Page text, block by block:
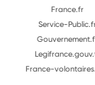
France.fr
Service-
France-